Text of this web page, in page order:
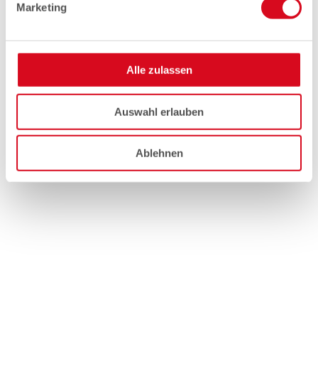
Marketing
Alle zulassen
Auswahl erlauben
Ablehnen